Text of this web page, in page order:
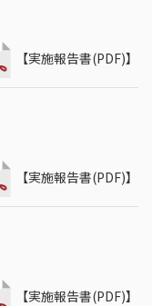
【実施報告書(PDF)】
【実施報告書(PDF)】
【実施報告書(PDF)】